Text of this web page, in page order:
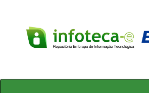
Skip